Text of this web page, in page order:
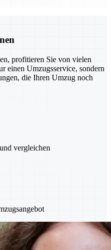
profitieren Sie von vielen
einen Umzugsservice, sondern
die Ihren Umzug noch
vergleichen